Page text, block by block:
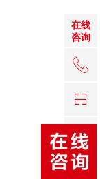
在线
咨询
+86
TOP